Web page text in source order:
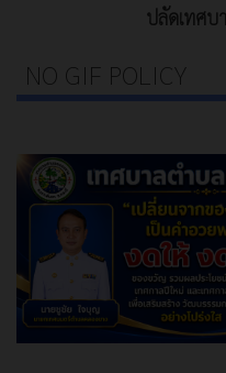
ปลัดเทศบ
NO GIF POLICY